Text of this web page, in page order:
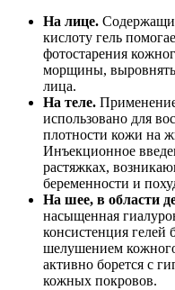
На лице.
кислоту гель
фотостарения
морщины, выровнять
лица.
На теле.
использовано для
плотности кожи на
Инъекционное
растяжках,
беременности и
На шее, в области
насыщенная
консистенция гелей
шелушением
активно борется с
кожных покровов.